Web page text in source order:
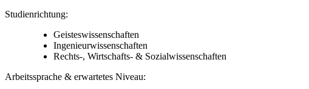
Studienrichtung:
Geisteswissenschaften
Ingenieurwissenschaften
Rechts-, Wirtschafts- & Sozialwissenschaften
Arbeitssprache & erwartetes Niveau: